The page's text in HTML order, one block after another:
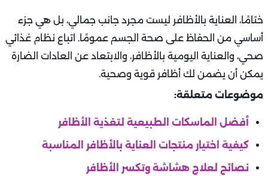
ختامًا، العناية بالأظافر ليست مجرد جانب جمالي، بل هي جزء
أساسي من الحفاظ على صحة الجسم عمومًا. اتباع نظام غذائي
صحي، والعناية اليومية بالأظافر، والابتعاد عن العادات الضارة
يمكن أن يضمن لك أظافر قوية وصحية.
موضوعات متعلقة:
أفضل الماسكات الطبيعية لتغذية الأظافر
كيفية اختيار منتجات العناية بالأظافر المناسبة
نصائح لعلاج هشاشة وتكسر الأظافر